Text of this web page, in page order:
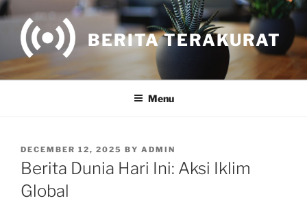
Skip
to
content
BERITA TERAKURAT
Menu
POSTED
ON
DECEMBER 12, 2025 BY ADMIN
Berita Dunia Hari Ini: Aksi Iklim
Global